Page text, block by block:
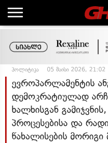
პოლიტიკა 05 მაისი 2026, 21:02
ევროპარლამენტის
დემოკრატიულად
ხალხისგან
პროცესებისა და
წახალისების